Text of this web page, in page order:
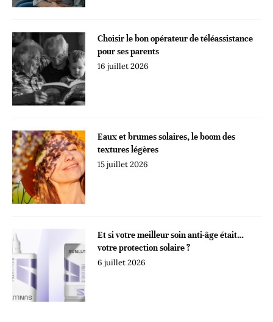
Choisir le bon opérateur de téléassistance
pour ses parents
16 juillet 2026
Eaux et brumes solaires, le boom des
textures légères
15 juillet 2026
Et si votre meilleur soin anti-âge était…
votre protection solaire ?
6 juillet 2026